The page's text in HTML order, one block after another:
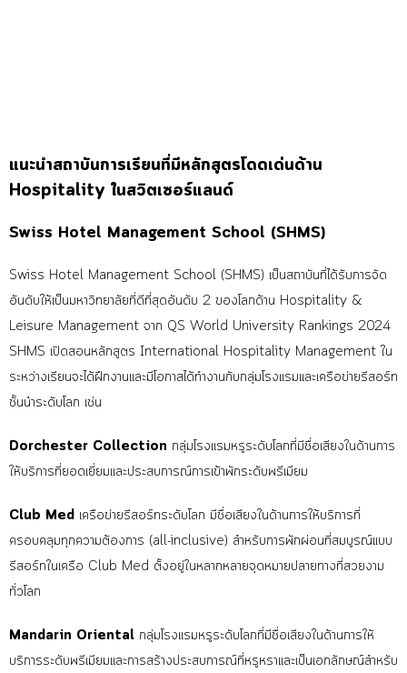
แนะนำสถาบันการเรียนที่มีหลักสูตรโดดเด่นด้าน
Hospitality ในสวิตเซอร์แลนด์
Swiss Hotel Management School (SHMS)
Swiss Hotel Management School (SHMS) เป็นสถาบันที่ได้รับการจัด
อันดับให้เป็นมหาวิทยาลัยที่ดีที่สุดอันดับ 2 ของโลกด้าน Hospitality &
Leisure Management จาก QS World University Rankings 2024
SHMS เปิดสอนหลักสูตร International Hospitality Management ใน
ระหว่างเรียนจะได้ฝึกงานและมีโอกาสได้ทำงานกับกลุ่มโรงแรมและเครือข่ายรีสอร์ท
ชั้นนำระดับโลก เช่น
Dorchester Collection กลุ่มโรงแรมหรูระดับโลกที่มีชื่อเสียงในด้านการ
ให้บริการที่ยอดเยี่ยมและประสบการณ์การเข้าพักระดับพรีเมียม
Club Med เครือข่ายรีสอร์ทระดับโลก มีชื่อเสียงในด้านการให้บริการที่
ครอบคลุมทุกความต้องการ (all-inclusive) สำหรับการพักผ่อนที่สมบูรณ์แบบ
รีสอร์ทในเครือ Club Med ตั้งอยู่ในหลากหลายจุดหมายปลายทางที่สวยงาม
ทั่วโลก
Mandarin Oriental กลุ่มโรงแรมหรูระดับโลกที่มีชื่อเสียงในด้านการให้
บริการระดับพรีเมียมและการสร้างประสบการณ์ที่หรูหราและเป็นเอกลักษณ์สำหรับ